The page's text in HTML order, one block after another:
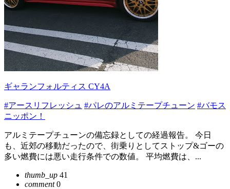
ギャランフォルティス CY4A
#アースリフレッシュ #パレのアルミテープチューン #バモス
ニッポン！
アルミテープチューンの備忘録としての経過報告。 今日
も、近郊の移動だったので、街乗りとしてストップ&ゴーの
多い燃費には悪い走行条件での数値。 平均燃費は、...
thumb_up 41
comment0